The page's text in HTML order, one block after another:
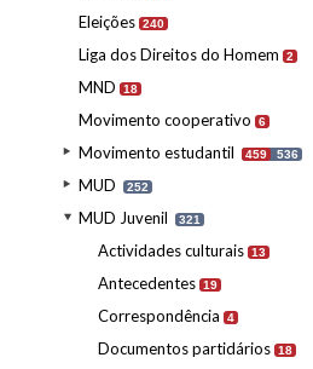
Eleições 240
Liga dos Direitos do Homem 2
MND 18
Movimento cooperativo 6
Movimento estudantil 459 536
MUD 252
MUD Juvenil 321
Actividades culturais 13
Antecedentes 19
Correspondência 4
Documentos partidários 18